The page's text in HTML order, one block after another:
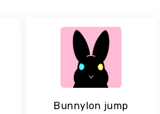
Bunnylon jump